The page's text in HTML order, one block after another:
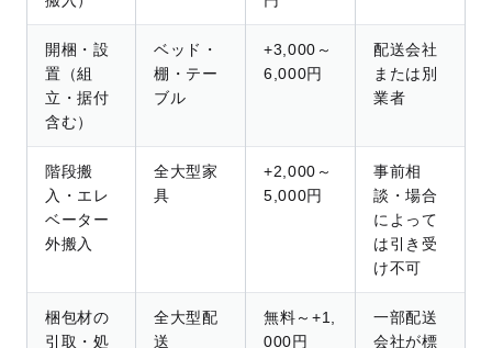
開梱・設
置（組
立・据付
含む）
ベッド・
棚・テー
ブル
+3,000～
6,000円
配送会社
または別
業者
階段搬
入・エレ
ベーター
外搬入
全大型家
具
+2,000～
5,000円
事前相
談・場合
によって
は引き受
け不可
梱包材の
引取・処
全大型配
送
無料～+1,
000円
一部配送
会社が標